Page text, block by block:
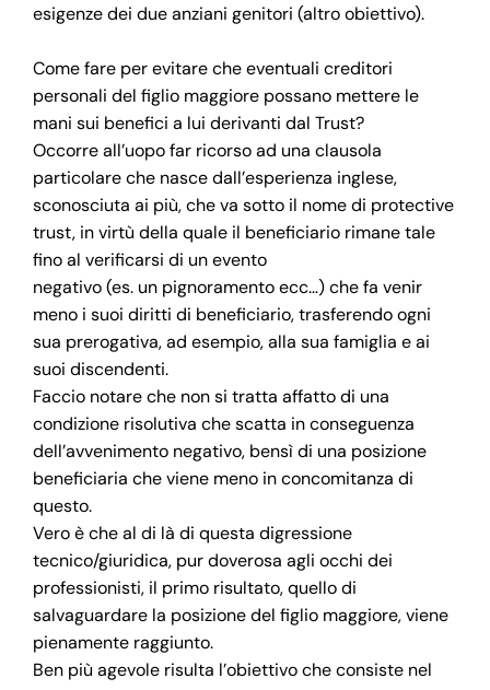
esigenze dei due anziani genitori (altro obiettivo).
Come fare per evitare che eventuali creditori
personali del figlio maggiore possano mettere le
mani sui benefici a lui derivanti dal Trust?
Occorre all’uopo far ricorso ad una clausola
particolare che nasce dall’esperienza inglese,
sconosciuta ai più, che va sotto il nome di protective
trust, in virtù della quale il beneficiario rimane tale
fino al verificarsi di un evento
negativo (es. un pignoramento ecc…) che fa venir
meno i suoi diritti di beneficiario, trasferendo ogni
sua prerogativa, ad esempio, alla sua famiglia e ai
suoi discendenti.
Faccio notare che non si tratta affatto di una
condizione risolutiva che scatta in conseguenza
dell’avvenimento negativo, bensì di una posizione
beneficiaria che viene meno in concomitanza di
questo.
Vero è che al di là di questa digressione
tecnico/giuridica, pur doverosa agli occhi dei
professionisti, il primo risultato, quello di
salvaguardare la posizione del figlio maggiore, viene
pienamente raggiunto.
Ben più agevole risulta l’obiettivo che consiste nel